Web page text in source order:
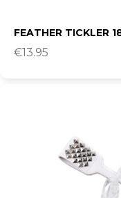
FEATHER TICKLER
€13.95